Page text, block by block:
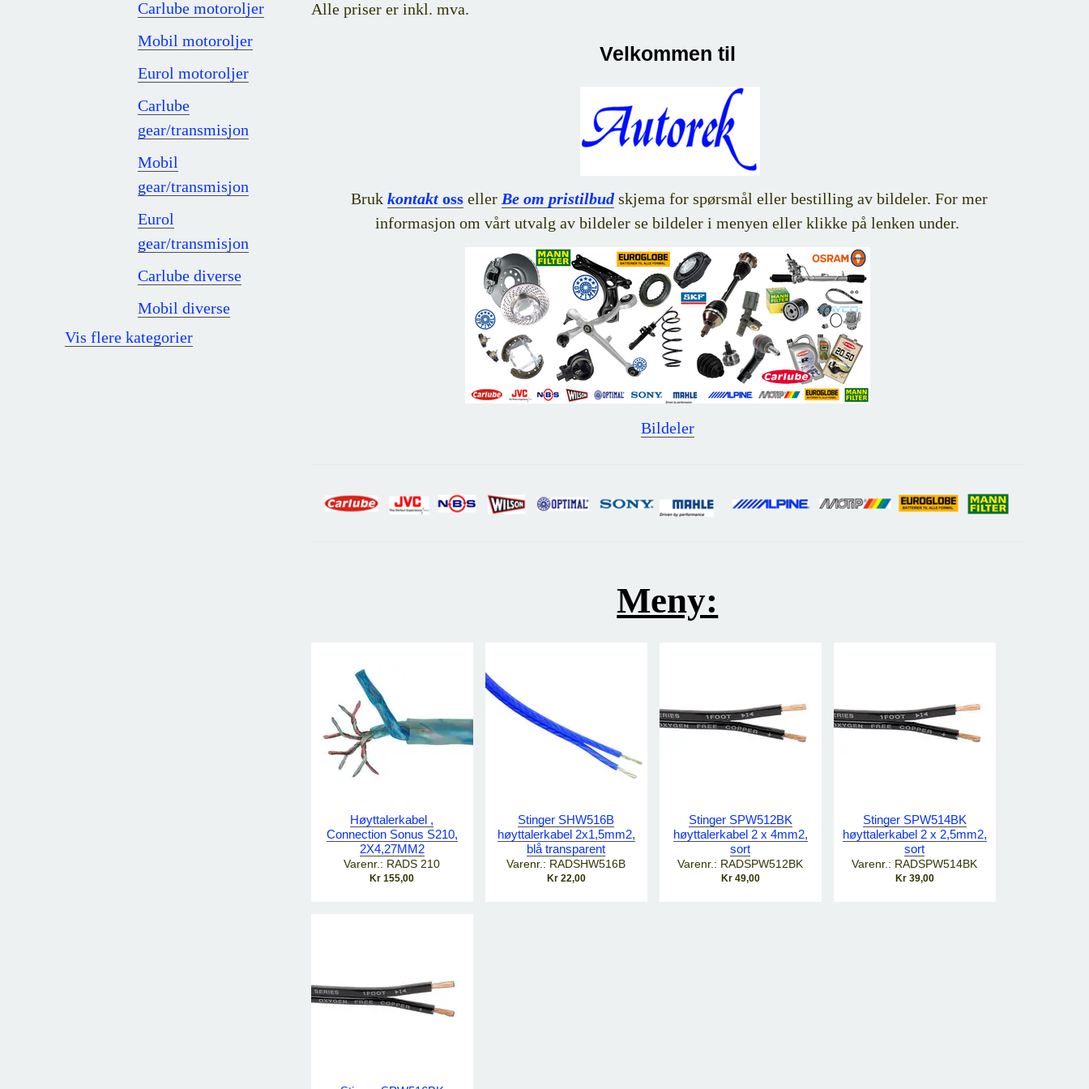
Carlube motoroljer
Mobil motoroljer
Eurol motoroljer
Carlube
gear/transmisjon
Mobil
gear/transmisjon
Eurol
gear/transmisjon
Carlube diverse
Mobil diverse
Vis flere kategorier
Alle priser er inkl. mva.
Velkommen til
Brukkontakt oss eller Be om pristilbudskjema for spørsmål eller bestilling av bildeler. For mer
informasjon om vårt utvalg av bildeler se bildeler i menyen eller klikke på lenken under.
Bildeler
Meny:
Høyttalerkabel ,
Connection Sonus S210,
2X4,27MM2
Varenr.: RADS 210
Kr 155,00
Stinger SHW516B
høyttalerkabel 2x1,5mm2,
blå transparent
Varenr.: RADSHW516B
Kr 22,00
Stinger SPW512BK
høyttalerkabel 2 x 4mm2,
sort
Varenr.: RADSPW512BK
Kr 49,00
Stinger SPW514BK
høyttalerkabel 2 x 2,5mm2,
sort
Varenr.: RADSPW514BK
Kr 39,00